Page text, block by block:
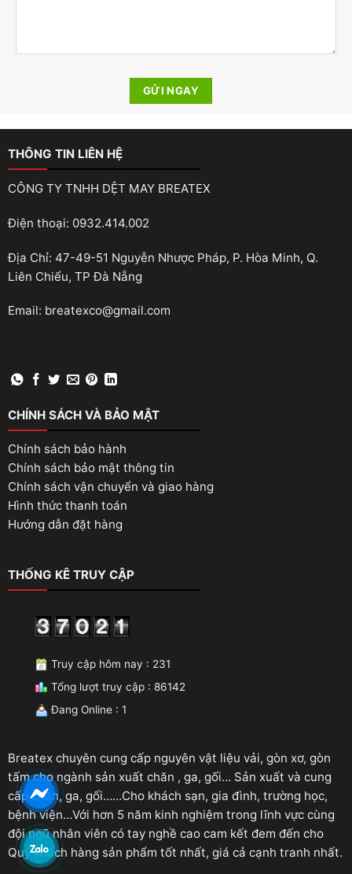
THÔNG TIN LIÊN HỆ
CÔNG TY TNHH DỆT MAY BREATEX
Điện thoại: 0932.414.002
Địa Chỉ: 47-49-51 Nguyễn Nhược Pháp, P. Hòa Minh, Q.
Liên Chiểu, TP Đà Nẵng
Email: breatexco@gmail.com
CHÍNH SÁCH VÀ BẢO MẬT
Chính sách bảo hành
Chính sách bảo mật thông tin
Chính sách vận chuyển và giao hàng
Hình thức thanh toán
Hướng dẫn đặt hàng
THỐNG KÊ TRUY CẬP
Truy cập hôm nay : 231
Tổng lượt truy cập : 86142
Đang Online : 1
Breatex chuyên cung cấp nguyên vật liệu vải, gòn xơ, gòn
tấm cho ngành sản xuất chăn , ga, gối... Sản xuất và cung
cấp chăn, ga, gối……Cho khách sạn, gia đình, trường học,
bệnh viện…Với hơn 5 năm kinh nghiệm trong lĩnh vực cùng
đội ngũ nhân viên có tay nghề cao cam kết đem đến cho
Quý khách hàng sản phẩm tốt nhất, giá cả cạnh tranh nhất.